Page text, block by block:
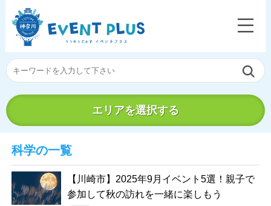
エリアを選択する
科学の一覧
【川崎市】2025年9月イベント5選！親子で
参加して秋の訪れを一緒に楽しもう